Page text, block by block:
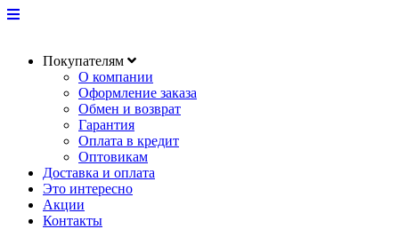
Покупателям
О компании
Оформление заказа
Обмен и возврат
Гарантия
Оплата в кредит
Оптовикам
Доставка и оплата
Это интересно
Акции
Контакты